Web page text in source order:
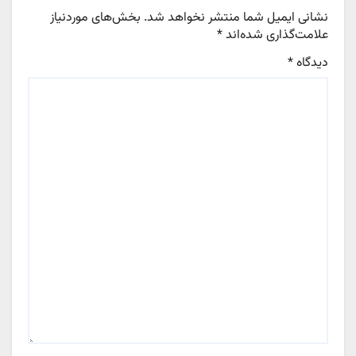
نشانی ایمیل شما منتشر نخواهد شد. بخش‌های موردنیاز
علامت‌گذاری شده‌اند*
دیدگاه*